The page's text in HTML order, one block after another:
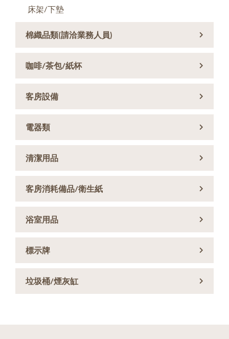
床架/下墊
棉織品類(請洽業務人員)
咖啡/茶包/紙杯
客房設備
電器類
清潔用品
客房消耗備品/衛生紙
浴室用品
標示牌
垃圾桶/煙灰缸